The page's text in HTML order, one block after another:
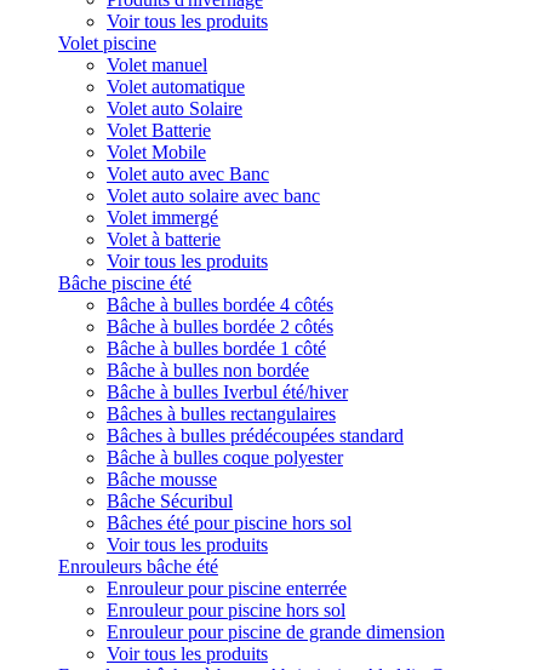
Voir tous les produits
Volet piscine
Volet manuel
Volet automatique
Volet auto Solaire
Volet Batterie
Volet Mobile
Volet auto avec Banc
Volet auto solaire avec banc
Volet immergé
Volet à batterie
Voir tous les produits
Bâche piscine été
Bâche à bulles bordée 4 côtés
Bâche à bulles bordée 2 côtés
Bâche à bulles bordée 1 côté
Bâche à bulles non bordée
Bâche à bulles Iverbul été/hiver
Bâches à bulles rectangulaires
Bâches à bulles prédécoupées standard
Bâche à bulles coque polyester
Bâche mousse
Bâche Sécuribul
Bâches été pour piscine hors sol
Voir tous les produits
Enrouleurs bâche été
Enrouleur pour piscine enterrée
Enrouleur pour piscine hors sol
Enrouleur pour piscine de grande dimension
Voir tous les produits